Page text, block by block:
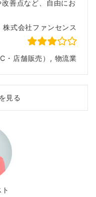
善点など、自由にお
株式会社ファンセンス
・店舗販売）, 物流業
見る